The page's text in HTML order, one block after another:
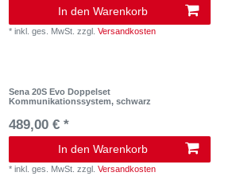
In den Warenkorb
*inkl. ges. MwSt. zzgl.Versandkosten
Sena 20S Evo Doppelset
Kommunikationssystem, schwarz
489,00 € *
In den Warenkorb
*inkl. ges. MwSt. zzgl.Versandkosten